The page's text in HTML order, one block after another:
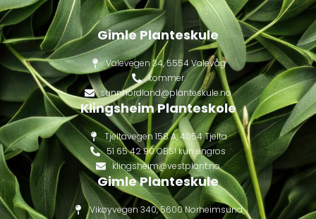
Gimle Planteskule
Valevegen 34, 5554 Valevåg
kommer
sunnhordland@planteskule.no
Klingsheim Planteskole
Tjeltavegen 158 A, 4054 Tjelta
51 65 42 90 OBS! kun engros
klingsheim@vestplant.no
Gimle Planteskule
Vikøyvegen 340, 5600 Norheimsund